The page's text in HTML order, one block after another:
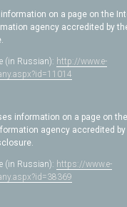
information on a page on the
agency accredited by
(in Russian): http://www.e-
information on a page on
agency accredited
(in Russian): https://www.e-